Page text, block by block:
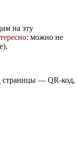
на эту
можно не
страницы — QR-код,